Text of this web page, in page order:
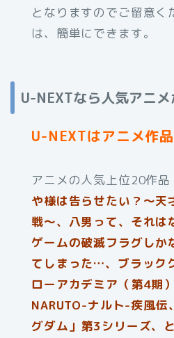
となりますのでご留意く
は、簡単にできます。
U-NEXTなら人気アニメ
U-NEXTはアニメ作
アニメの人気上位20作品
や様は告らせたい？〜天
戦〜、八男って、それは
ゲームの破滅フラグしか
てしまった…、ブラック
ローアカデミア（第4期
NARUTO-ナルト-疾風伝
グダム」第3シリーズ、